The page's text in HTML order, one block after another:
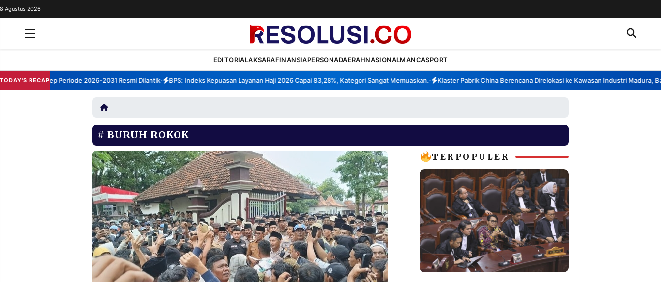
REDAKSI
PERSONA
NASIONAL
BERITA
WARGA
TULISAN
8 Agustus 2026
EDITORIALAKSARAFINANSIAPERSONADAERAHNASIONALMANCASPORT
TODAY'S RECAP
Sumenep Periode 2026-2031 Resmi Dilantik• BPS: Indeks Kepuasan Layanan Haji 2026 Capai 83,28%, Kategori Sangat Memuaskan.• Klaster Pabrik China Berencana Direlokasi ke Kawasan Industri Madura,
BURUH ROKOK
TERPOPULER